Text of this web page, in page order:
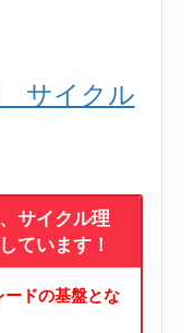
サイクル
サイクル理
ています！
ードの基盤とな